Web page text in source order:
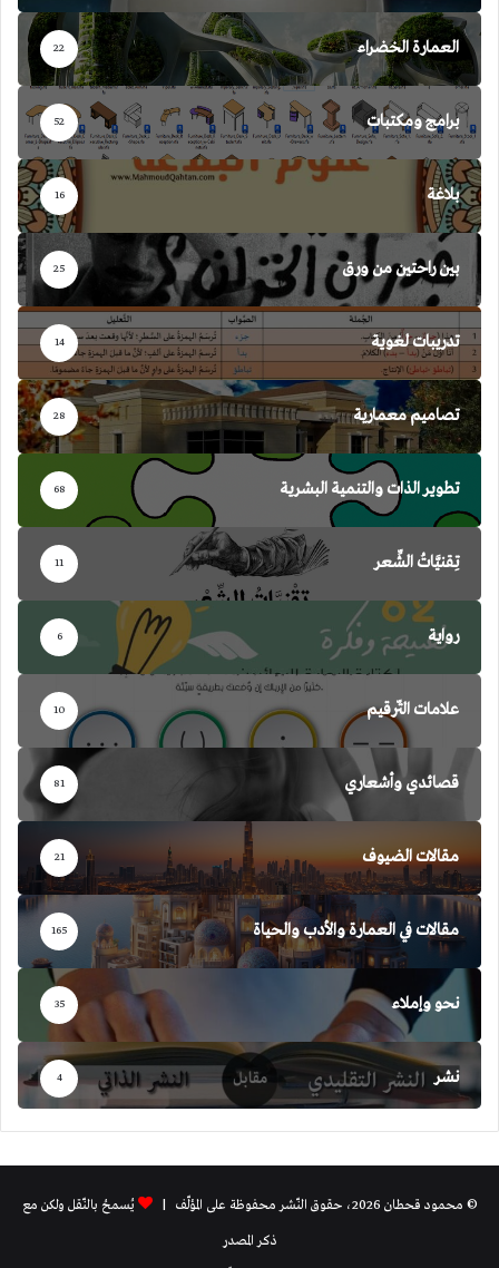
العمارة الخضراء 22
برامج ومكتبات 52
بلاغة 16
بين راحتين من ورق 25
تدريبات لغوية 14
تصاميم معمارية 28
تطوير الذات والتنمية البشرية 68
تِقنيَّاتُ الشِّعر 11
رواية 6
علامات التّرقيم 10
قصائدي وأشعاري 81
مقالات الضيوف 21
مقالات في العمارة والأدب والحياة 165
نحو وإملاء 35
نشر 4
© محمود قحطان 2026، حقوق النّشر محفوظة على المؤلّف |
يُسمحُ بالنّقل ولكن مع
ذكر المصدر